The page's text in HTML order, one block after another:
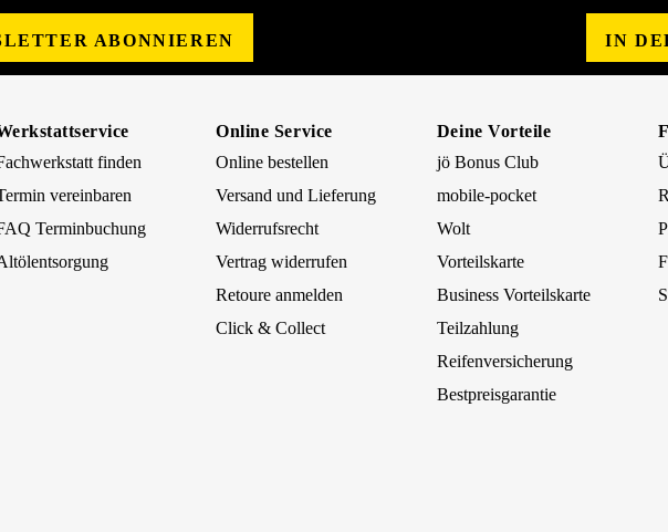
ABONNIEREN IN
finden
vereinbaren
Terminbuchung
Online Service
Online bestellen
Versand und Lieferung
Widerrufsrecht
Vertrag widerrufen
Retoure anmelden
Click & Collect
Deine Vorteile
jö Bonus Club
mobile-pocket
Wolt
Vorteilskarte
Business Vorteilskarte
Teilzahlung
Reifenversicherung
Bestpreisgarantie